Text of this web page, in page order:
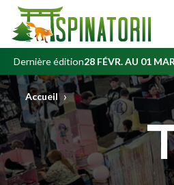
Contenu
principal
Dernière édition28 FÉVR. AU 01
Accueil ›